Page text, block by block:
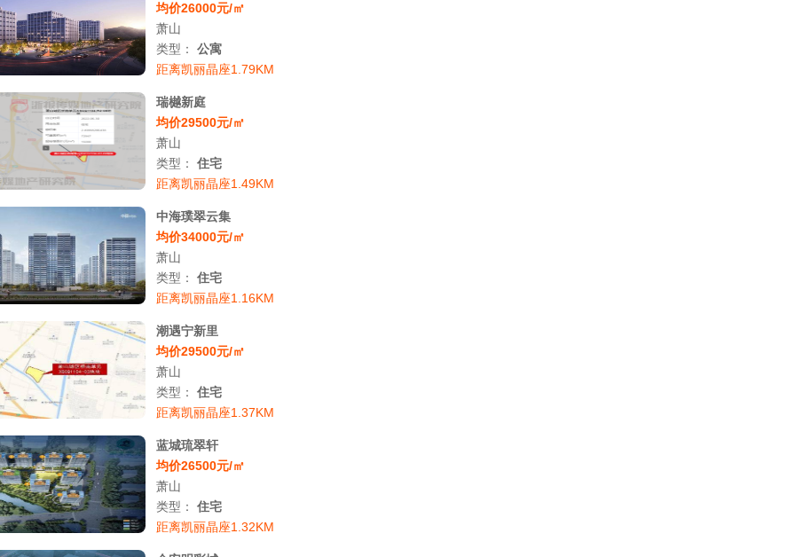
均价26000元/㎡
萧山
类型： 公寓
距离凯丽晶座1.79KM
瑞樾新庭
均价29500元/㎡
萧山
类型： 住宅
距离凯丽晶座1.49KM
中海璞翠云集
均价34000元/㎡
萧山
类型： 住宅
距离凯丽晶座1.16KM
潮遇宁新里
均价29500元/㎡
萧山
类型： 住宅
距离凯丽晶座1.37KM
蓝城琉翠轩
均价26500元/㎡
萧山
类型： 住宅
距离凯丽晶座1.32KM